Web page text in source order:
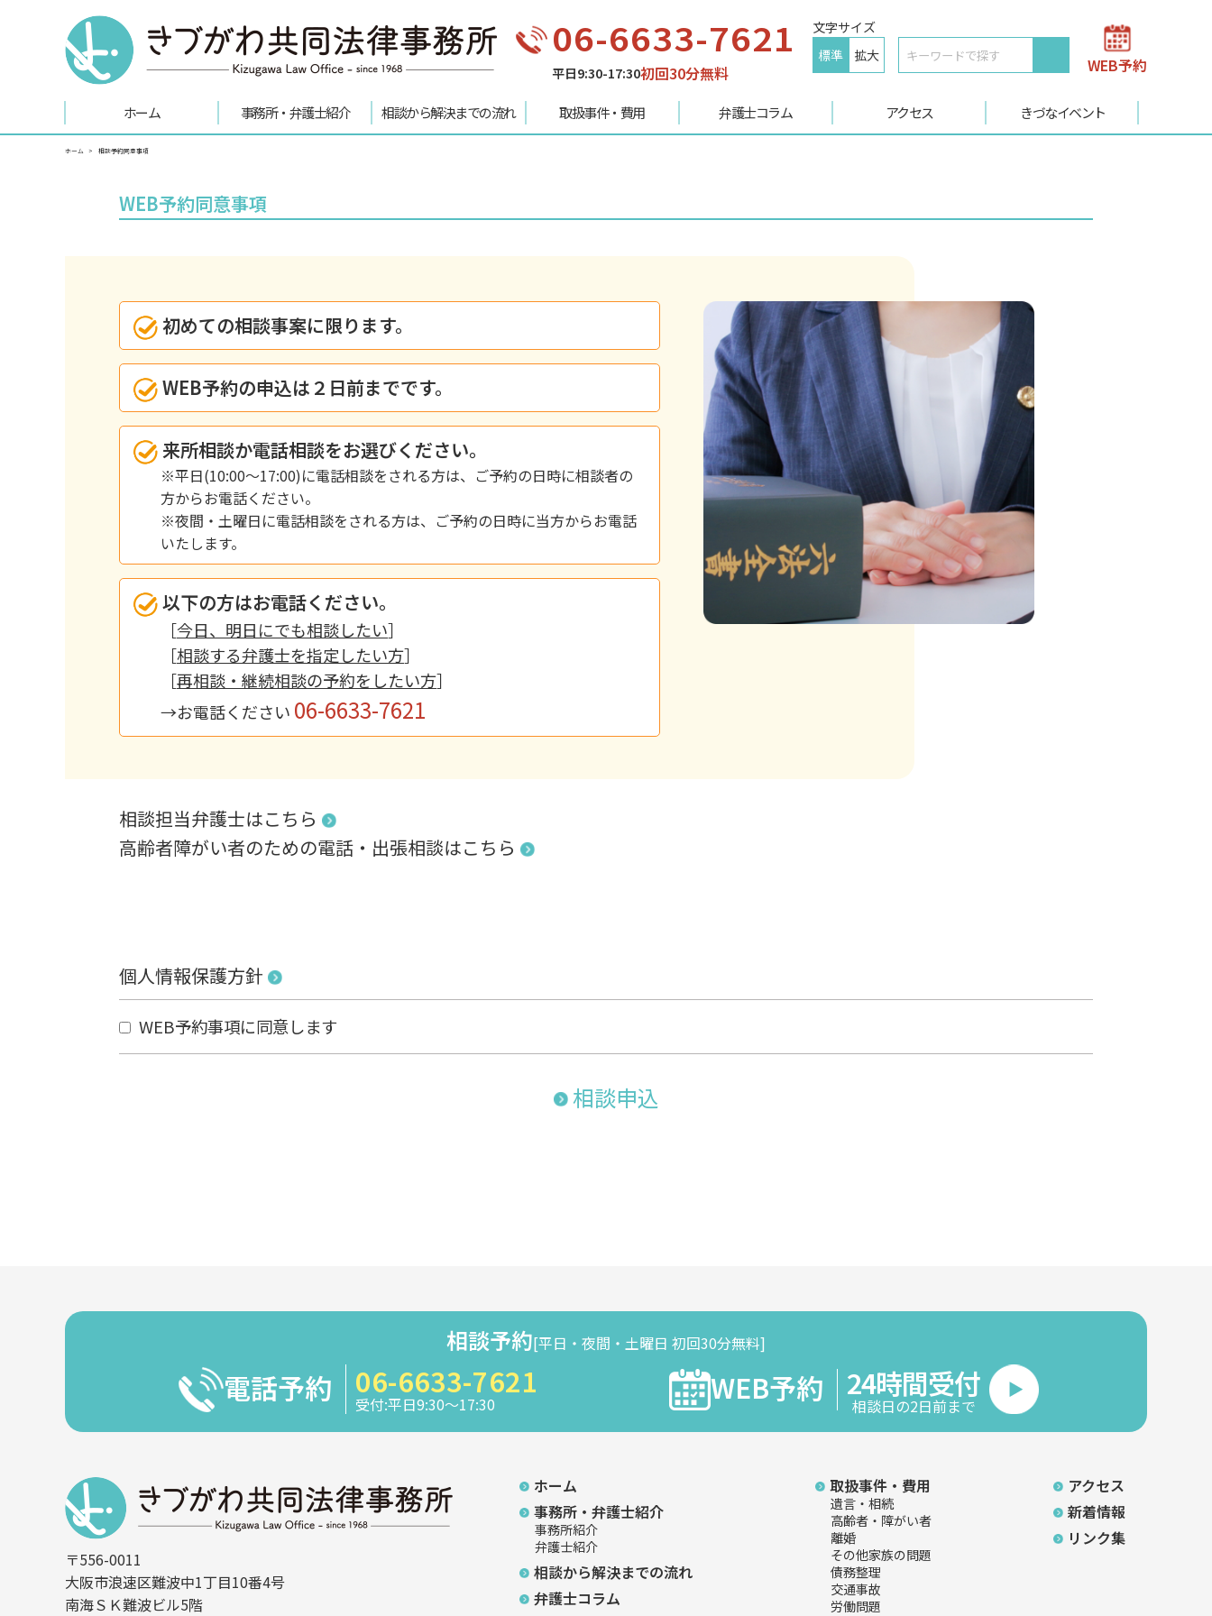
06-6633-7621
平日9:30-17:30初回30分無料
文字サイズ
標準
拡大 WEB予約
ホーム 事務所・弁護士紹介 相談から解決までの流れ 取扱事件・費用 弁護士コラム アクセス きづなイベント
ホーム 相談予約同意事項
WEB予約同意事項
初めての相談事案に限ります。
WEB予約の申込は２日前までです。
来所相談か電話相談をお選びください。
※平日(10:00～17:00)に電話相談をされる方は、ご予約の日時に相談者の
方からお電話ください。
※夜間・土曜日に電話相談をされる方は、ご予約の日時に当方からお電話
いたします。
以下の方はお電話ください。
［今日、明日にでも相談したい］
［相談する弁護士を指定したい方］
［再相談・継続相談の予約をしたい方］
→お電話ください 06-6633-7621
相談担当弁護士はこちら
高齢者障がい者のための電話・ 出張相談はこちら
個人情報保護方針
WEB予約事項に同意します
相談申込
相談予約[平日・夜間・土曜日 初回30分無料]
電話予約 06-6633-7621
受付:平日9:30～17:30 WEB予約 24時間受付
相談日の2日前まで
〒556-0011
大阪市浪速区難波中1丁目10番4号
南海ＳＫ難波ビル5階
ホーム
事務所・弁護士紹介
事務所紹介
弁護士紹介
相談から解決までの流れ
弁護士コラム
取扱事件・費用
遺言・相続
高齢者・障がい者
離婚
その他家族の問題
債務整理
交通事故
労働問題
アクセス
新着情報
リンク集